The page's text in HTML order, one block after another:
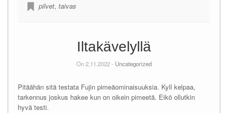
pilvet, taivas
Iltakävelyllä
On 2.11.2022 - Uncategorized
Pitäähän sitä testata Fujin pimeäominaisuuksia. Kyll kelpaa,
tarkennus joskus hakee kun on oikein pimeetä. Eikö ollutkin
hyvä testi.